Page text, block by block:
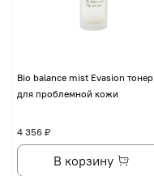
Bio balance mist Evasion тонер
для проблемной кожи
4 356 ₽
В корзину